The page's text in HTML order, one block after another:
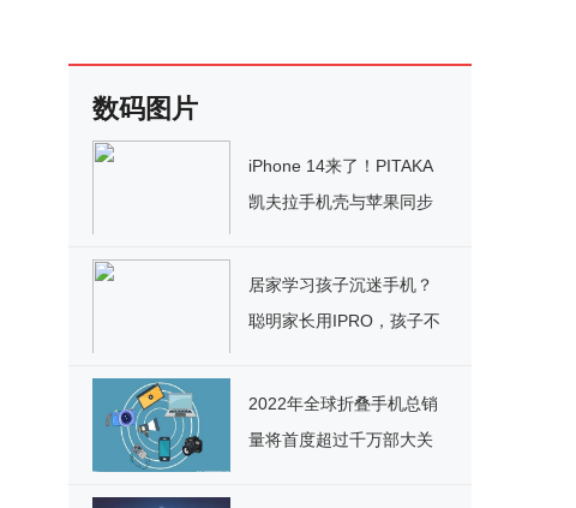
数码图片
iPhone 14来了！PITAKA
凯夫拉手机壳与苹果同步
居家学习孩子沉迷手机？
聪明家长用IPRO，孩子不
2022年全球折叠手机总销
量将首度超过千万部大关